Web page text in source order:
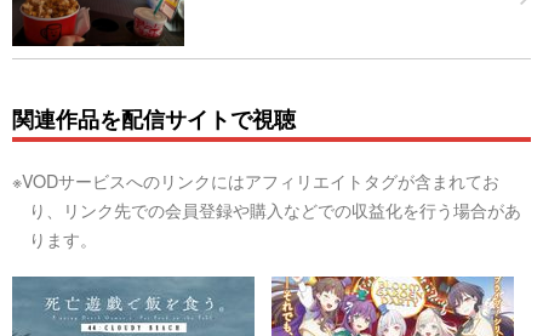
関連作品を配信サイトで視聴
※VODサービスへのリンクにはアフィリエイトタグが含まれてお
り、リンク先での会員登録や購入などでの収益化を行う場合があ
ります。